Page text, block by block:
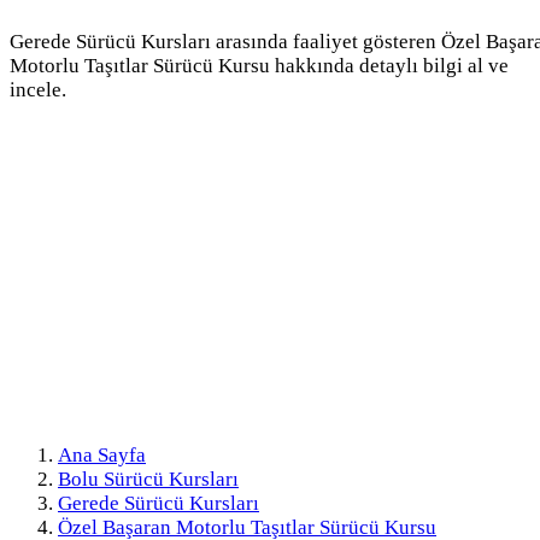
Gerede Sürücü Kursları arasında faaliyet gösteren Özel
Motorlu Taşıtlar Sürücü Kursu hakkında detaylı bilgi al ve
incele.
Ana Sayfa
Bolu Sürücü Kursları
Gerede Sürücü Kursları
Özel Başaran Motorlu Taşıtlar Sürücü Kursu